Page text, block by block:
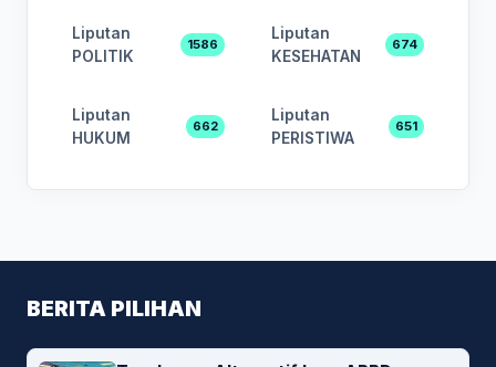
Liputan
POLITIK
1586
Liputan
KESEHATAN
674
Liputan
HUKUM
662
Liputan
PERISTIWA
651
BERITA PILIHAN